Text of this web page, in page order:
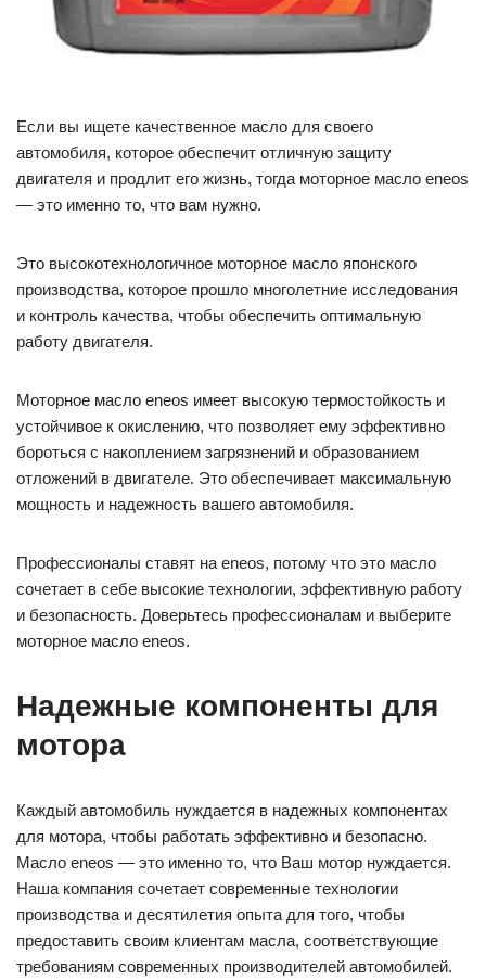
Если вы ищете качественное масло для своего
автомобиля, которое обеспечит отличную защиту
двигателя и продлит его жизнь, тогда моторное масло eneos
— это именно то, что вам нужно.
Это высокотехнологичное моторное масло японского
производства, которое прошло многолетние исследования
и контроль качества, чтобы обеспечить оптимальную
работу двигателя.
Моторное масло eneos имеет высокую термостойкость и
устойчивое к окислению, что позволяет ему эффективно
бороться с накоплением загрязнений и образованием
отложений в двигателе. Это обеспечивает максимальную
мощность и надежность вашего автомобиля.
Профессионалы ставят на eneos, потому что это масло
сочетает в себе высокие технологии, эффективную работу
и безопасность. Доверьтесь профессионалам и выберите
моторное масло eneos.
Надежные компоненты для
мотора
Каждый автомобиль нуждается в надежных компонентах
для мотора, чтобы работать эффективно и безопасно.
Масло eneos — это именно то, что Ваш мотор нуждается.
Наша компания сочетает современные технологии
производства и десятилетия опыта для того, чтобы
предоставить своим клиентам масла, соответствующие
требованиям современных производителей автомобилей.